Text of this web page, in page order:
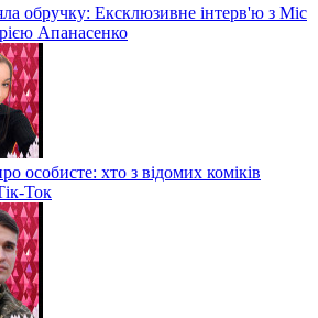
обручку: Ексклюзивне інтерв'ю з Міс
Апанасенко
особисте: хто з відомих коміків
Ток